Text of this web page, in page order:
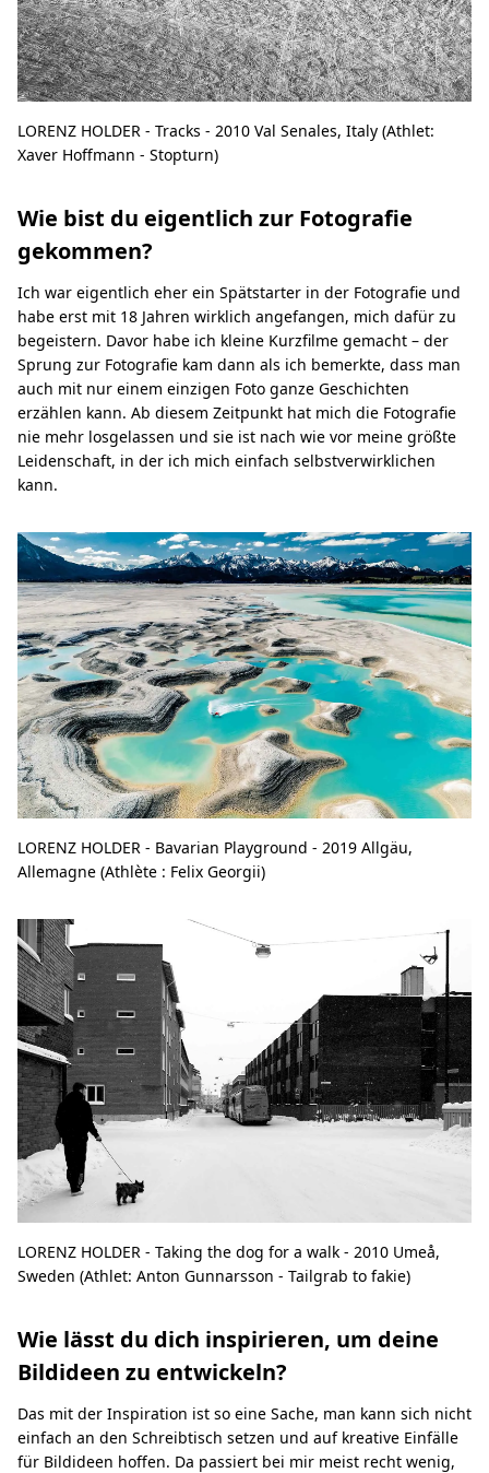
LORENZ HOLDER - Tracks - 2010 Val Senales, Italy (Athlet:
Xaver Hoffmann - Stopturn)
Wie bist du eigentlich zur Fotografie
gekommen?
Ich war eigentlich eher ein Spätstarter in der Fotografie und
habe erst mit 18 Jahren wirklich angefangen, mich dafür zu
begeistern. Davor habe ich kleine Kurzfilme gemacht – der
Sprung zur Fotografie kam dann als ich bemerkte, dass man
auch mit nur einem einzigen Foto ganze Geschichten
erzählen kann. Ab diesem Zeitpunkt hat mich die Fotografie
nie mehr losgelassen und sie ist nach wie vor meine größte
Leidenschaft, in der ich mich einfach selbstverwirklichen
kann.
LORENZ HOLDER - Bavarian Playground - 2019 Allgäu,
Allemagne (Athlète : Felix Georgii)
LORENZ HOLDER - Taking the dog for a walk - 2010 Umeå,
Sweden (Athlet: Anton Gunnarsson - Tailgrab to fakie)
Wie lässt du dich inspirieren, um deine
Bildideen zu entwickeln?
Das mit der Inspiration ist so eine Sache, man kann sich nicht
einfach an den Schreibtisch setzen und auf kreative Einfälle
für Bildideen hoffen. Da passiert bei mir meist recht wenig,